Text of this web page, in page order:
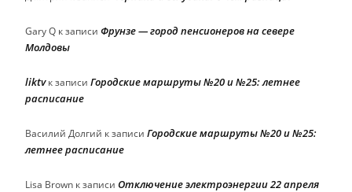
Gary Q к записи Фрунзе — город пенсионеров на севере
Молдовы
liktvк записи Городские маршруты №20 и №25: летнее
расписание
Василий Долгий к записи Городские маршруты №20 и №25:
летнее расписание
Lisa Brown к записи Отключение электроэнергии 22 апреля